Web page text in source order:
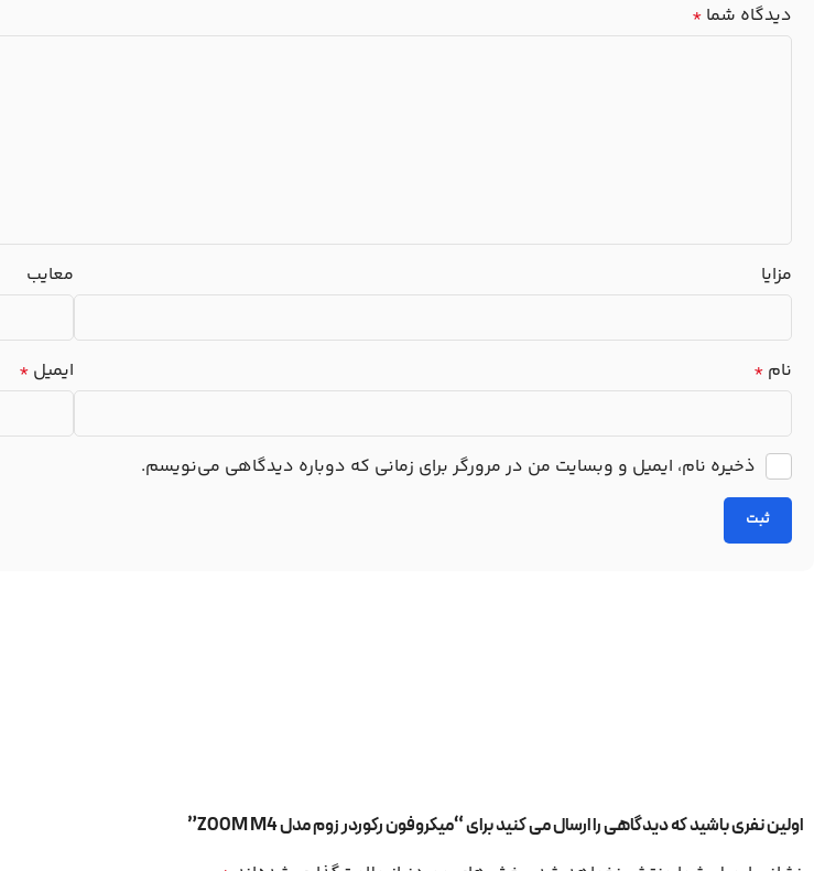
دیدگاه شما *
مزایا معایب
نام * ایمیل *
ذخیره نام، ایمیل و وبسایت من در مرورگر برای زمانی که دوباره دیدگاهی می‌نویسم.
اولین نفری باشید که دیدگاهی را ارسال می کنید برای “میکروفون رکوردر زوم مدل ZOOM M4”